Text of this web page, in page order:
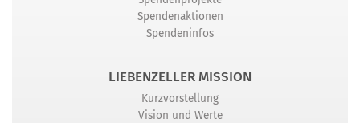
Spendenaktionen
Spendeninfos
LIEBENZELLER MISSION
Kurzvorstellung
Vision und Werte